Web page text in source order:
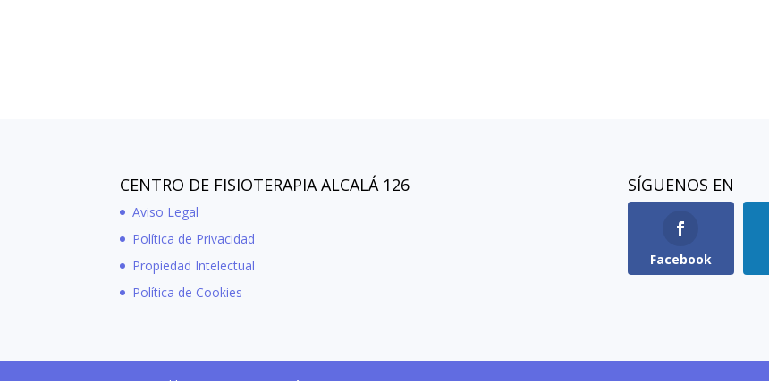
CENTRO DE FISIOTERAPIA ALCALÁ 126
Aviso Legal
Política de Privacidad
Propiedad Intelectual
Política de Cookies
SÍGUENOS EN
Facebook